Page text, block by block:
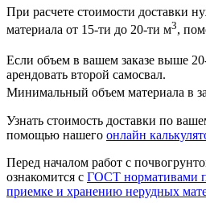
При расчете стоимости доставки
материала от 15-ти до 20-ти м3,
Если объем в вашем заказе выше
арендовать второй самосвал.
Минимальный объем материала в
Узнать стоимость доставки по
помощью нашего онлайн
Перед началом работ с
ознакомится с ГОСТ нормативами
приемке и хранению нерудных